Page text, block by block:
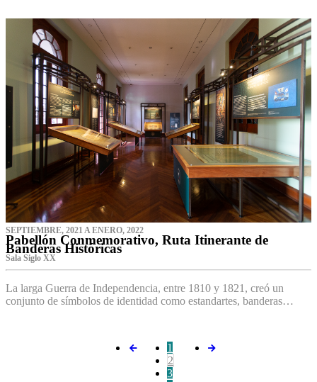
SEPTIEMBRE, 2021 A ENERO, 2022
Pabellón Conmemorativo, Ruta Itinerante de
Banderas Históricas
Sala Siglo XX
La larga Guerra de Independencia, entre 1810 y 1821, creó un
conjunto de símbolos de identidad como estandartes, banderas…
1
2
3